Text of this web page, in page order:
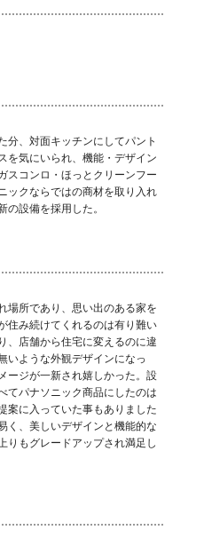
分、対面キッチンにしてパント
を気にいられ、機能・デザイン
スコンロ・ほっとクリーンフー
ックならではの商材を取り入れ
の設備を採用した。
場所であり、思い出のある家を
住み続けてくれるのは有り難い
、店舗から住宅に変えるのに違
いような外観デザインになっ
ージが一新され嬉しかった。設
てパナソニック商品にしたのは
案に入っていた事もありました
く、美しいデザインと機能的な
りもグレードアップされ満足し